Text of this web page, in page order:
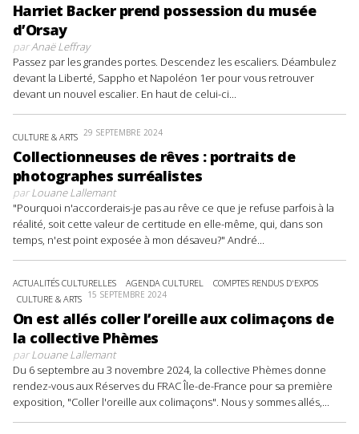
Harriet Backer prend possession du musée
d’Orsay
parAnaë Leffray
Passez par les grandes portes. Descendez les escaliers. Déambulez
devant la Liberté, Sappho et Napoléon 1er pour vous retrouver
devant un nouvel escalier. En haut de celui-ci...
CULTURE & ARTS 29 SEPTEMBRE 2024
Collectionneuses de rêves : portraits de
photographes surréalistes
parLouane Lallemant
"Pourquoi n'accorderais-je pas au rêve ce que je refuse parfois à la
réalité, soit cette valeur de certitude en elle-même, qui, dans son
temps, n'est point exposée à mon désaveu?" André...
ACTUALITÉS CULTURELLES AGENDA CULTUREL
COMPTES RENDUS D'EXPOS
CULTURE & ARTS 15 SEPTEMBRE 2024
On est allés coller l’oreille aux colimaçons de
la collective Phèmes
parLouane Lallemant
Du 6 septembre au 3 novembre 2024, la collective Phèmes donne
rendez-vous aux Réserves du FRAC Île-de-France pour sa première
exposition, "Coller l'oreille aux colimaçons". Nous y sommes allés,...